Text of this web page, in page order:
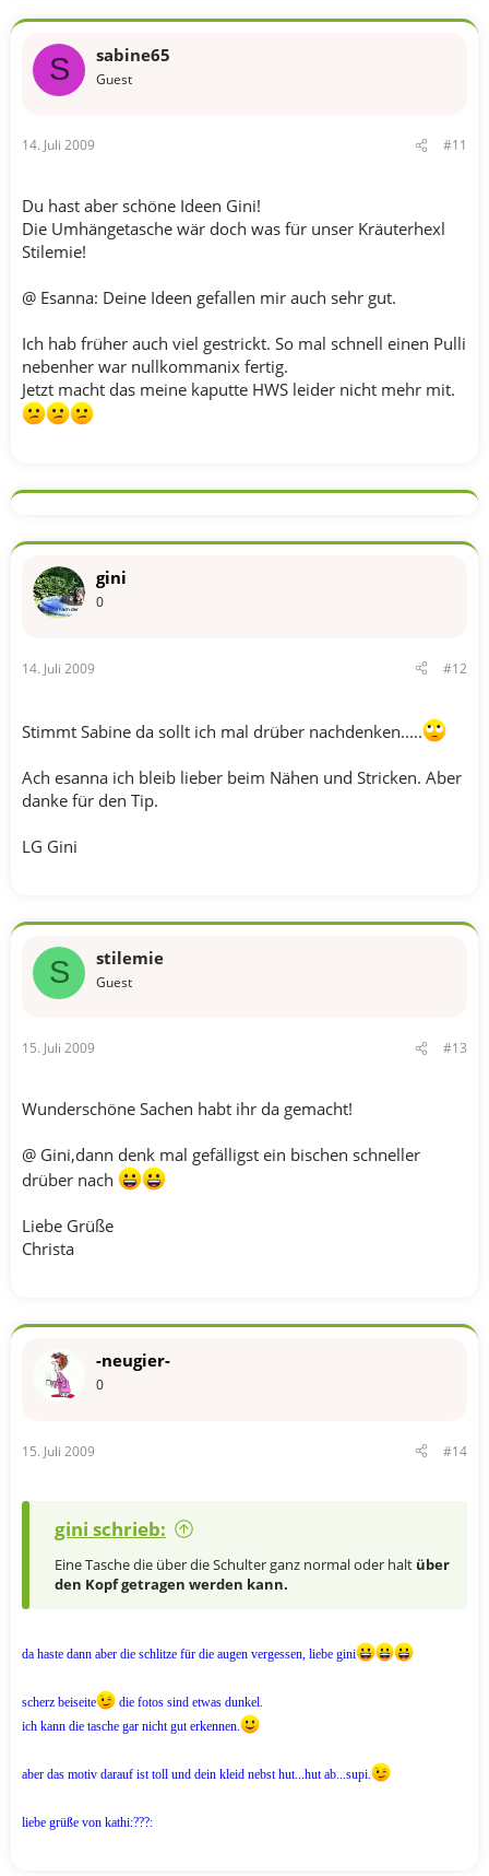
S sabine65
Guest
14. Juli 2009 #11
Du hast aber schöne Ideen Gini!
Die Umhängetasche wär doch was für unser Kräuterhexl
Stilemie!
@ Esanna: Deine Ideen gefallen mir auch sehr gut.
Ich hab früher auch viel gestrickt. So mal schnell einen Pulli
nebenher war nullkommanix fertig.
Jetzt macht das meine kaputte HWS leider nicht mehr mit.
gini
0
14. Juli 2009 #12
Stimmt Sabine da sollt ich mal drüber nachdenken.....
Ach esanna ich bleib lieber beim Nähen und Stricken. Aber
danke für den Tip.
LG Gini
S stilemie
Guest
15. Juli 2009 #13
Wunderschöne Sachen habt ihr da gemacht!
@ Gini,dann denk mal gefälligst ein bischen schneller
drüber nach
Liebe Grüße
Christa
-neugier-
0
15. Juli 2009 #14
gini schrieb:
Eine Tasche die über die Schulter ganz normal oder halt über
den Kopf getragen werden kann.
da haste dann aber die schlitze für die augen vergessen, liebe gini
scherz beiseite
die fotos sind etwas dunkel.
ich kann die tasche gar nicht gut erkennen.
aber das motiv darauf ist toll und dein kleid nebst hut...hut ab...supi.
liebe grüße von kathi:???: